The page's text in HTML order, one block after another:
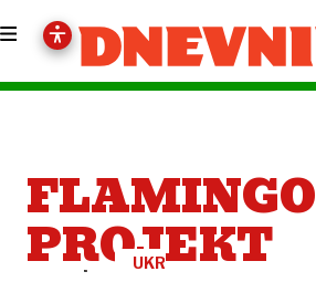
FLAMINGO
PROJEKT
UKRAJINA